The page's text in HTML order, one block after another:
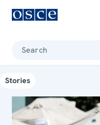
Search
Stories